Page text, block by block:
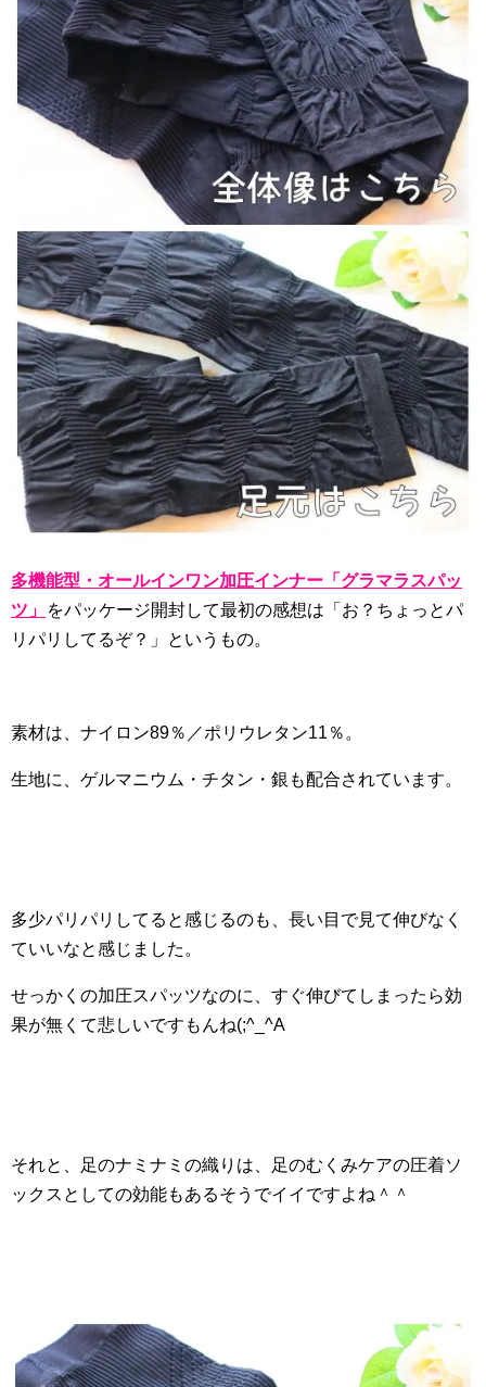
多機能型・オールインワン加圧インナー「グラマラスパッ
ツ」
をパッケージ開封して最初の感想は「お？ちょっとパ
リパリしてるぞ？」というもの。
素材は、ナイロン89％／ポリウレタン11％。
生地に、ゲルマニウム・チタン・銀も配合されています。
多少パリパリしてると感じるのも、長い目で見て伸びなく
ていいなと感じました。
せっかくの加圧スパッツなのに、すぐ伸びてしまったら効
果が無くて悲しいですもんね(;^_^A
それと、足のナミナミの織りは、足のむくみケアの圧着ソ
ックスとしての効能もあるそうでイイですよね＾＾